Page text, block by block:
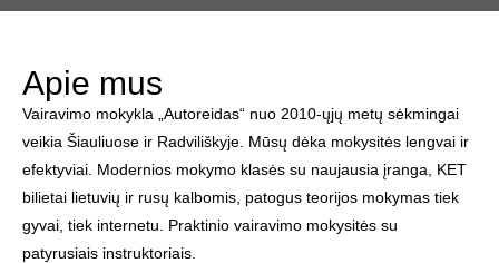
Apie mus
Vairavimo mokykla „Autoreidas“ nuo 2010-ųjų metų sėkmingai
veikia Šiauliuose ir Radviliškyje. Mūsų dėka mokysitės lengvai ir
efektyviai. Modernios mokymo klasės su naujausia įranga, KET
bilietai lietuvių ir rusų kalbomis, patogus teorijos mokymas tiek
gyvai, tiek internetu. Praktinio vairavimo mokysitės su
patyrusiais instruktoriais.